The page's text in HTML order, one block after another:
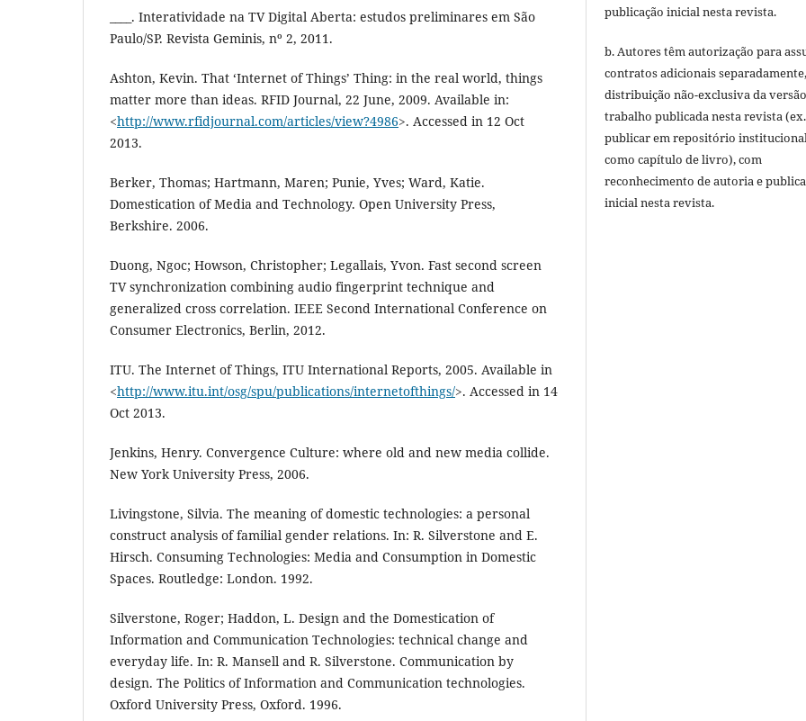
____. Interatividade na TV Digital Aberta: estudos preliminares em São
Paulo/SP. Revista Geminis, nº 2, 2011.
Ashton, Kevin. That ‘Internet of Things’ Thing: in the real world, things
matter more than ideas. RFID Journal, 22 June, 2009. Available in:
<http://www.rfidjournal.com/articles/view?4986>. Accessed in 12 Oct
2013.
Berker, Thomas; Hartmann, Maren; Punie, Yves; Ward, Katie.
Domestication of Media and Technology. Open University Press,
Berkshire. 2006.
Duong, Ngoc; Howson, Christopher; Legallais, Yvon. Fast second screen
TV synchronization combining audio fingerprint technique and
generalized cross correlation. IEEE Second International Conference on
Consumer Electronics, Berlin, 2012.
ITU. The Internet of Things, ITU International Reports, 2005. Available in
<http://www.itu.int/osg/spu/publications/internetofthings/>. Accessed in 14
Oct 2013.
Jenkins, Henry. Convergence Culture: where old and new media collide.
New York University Press, 2006.
Livingstone, Silvia. The meaning of domestic technologies: a personal
construct analysis of familial gender relations. In: R. Silverstone and E.
Hirsch. Consuming Technologies: Media and Consumption in Domestic
Spaces. Routledge: London. 1992.
Silverstone, Roger; Haddon, L. Design and the Domestication of
Information and Communication Technologies: technical change and
everyday life. In: R. Mansell and R. Silverstone. Communication by
design. The Politics of Information and Communication technologies.
Oxford University Press, Oxford. 1996.
publicação inicial nesta revista.
b. Autores têm autorização para
contratos adicionais
distribuição não-exclusiva da
trabalho publicada nesta revista
publicar em repositório
como capítulo de livro), com
reconhecimento de autoria e
inicial nesta revista.